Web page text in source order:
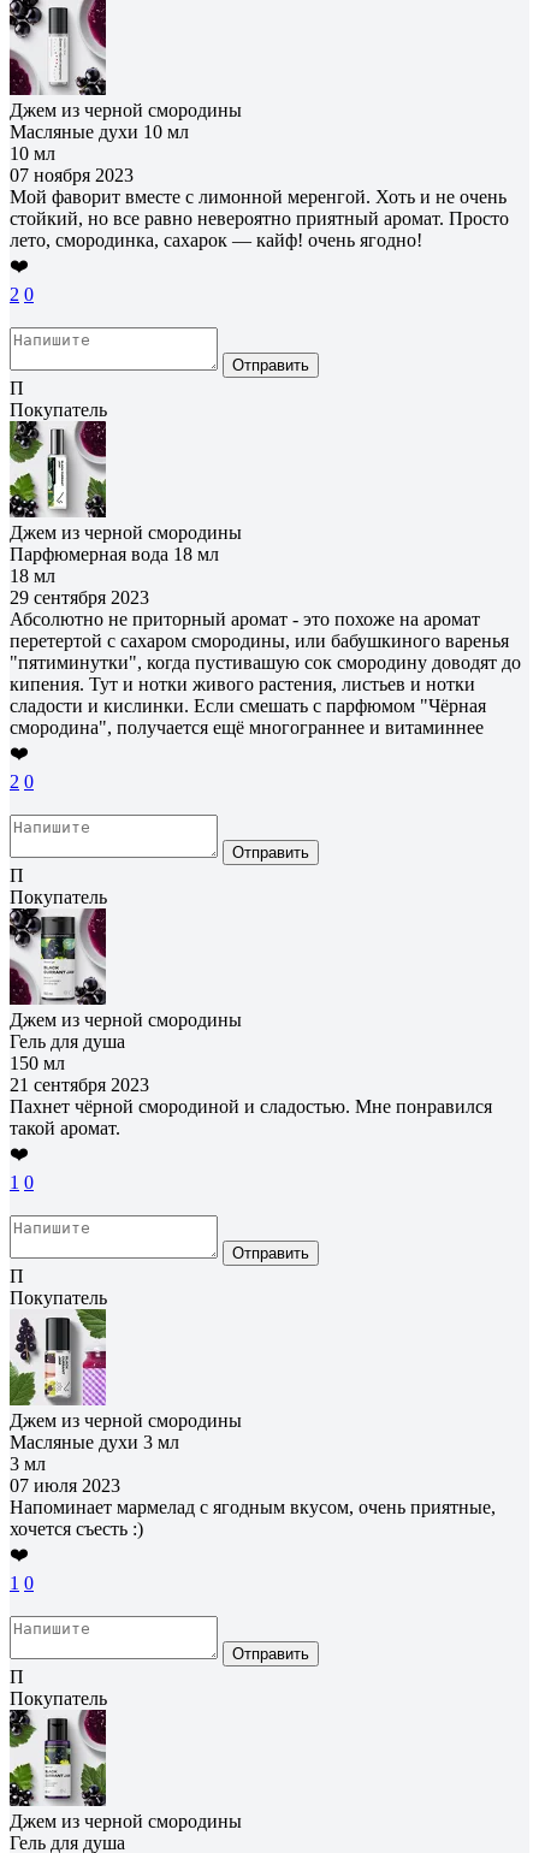
Джем из черной смородины
Масляные духи 10 мл
10 мл
07 ноября 2023
Мой фаворит вместе с лимонной меренгой. Хоть и не очень
стойкий, но все равно невероятно приятный аромат. Просто
лето, смородинка, сахарок — кайф! очень ягодно!
❤️
2 0
Отправить
П
Покупатель
Джем из черной смородины
Парфюмерная вода 18 мл
18 мл
29 сентября 2023
Абсолютно не приторный аромат - это похоже на аромат
перетертой с сахаром смородины, или бабушкиного варенья
"пятиминутки", когда пустивашую сок смородину доводят до
кипения. Тут и нотки живого растения, листьев и нотки
сладости и кислинки. Если смешать с парфюмом "Чёрная
смородина", получается ещё многограннее и витаминнее
❤️
2 0
Отправить
П
Покупатель
Джем из черной смородины
Гель для душа
150 мл
21 сентября 2023
Пахнет чёрной смородиной и сладостью. Мне понравился
такой аромат.
❤️
1 0
Отправить
П
Покупатель
Джем из черной смородины
Масляные духи 3 мл
3 мл
07 июля 2023
Напоминает мармелад с ягодным вкусом, очень приятные,
хочется съесть :)
❤️
1 0
Отправить
П
Покупатель
Джем из черной смородины
Гель для душа